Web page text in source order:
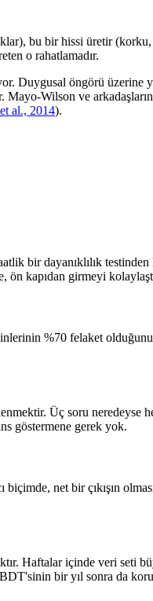
bu bir hissi üretir (korku,
o rahatlamadır.
Duygusal öngörü üzerine
Wilson ve
al., 2014).
bir dayanıklılık testinden
ön kapıdan girmeyi
%70 felaket
Üç soru neredeyse
göstermene gerek yok.
net bir çıkışın olması
Haftalar içinde veri seti
bir yıl sonra da